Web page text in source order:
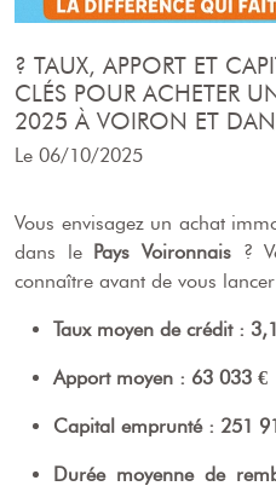
? TAUX, APPORT ET
CLÉS POUR ACHETER
2025 À VOIRON ET
Le 06/10/2025
Vous envisagez un achat
dans le Pays Voironnais ?
connaître avant de vous
Taux moyen de crédit :
Apport moyen : 63 033 €
Capital emprunté : 251
Durée moyenne de